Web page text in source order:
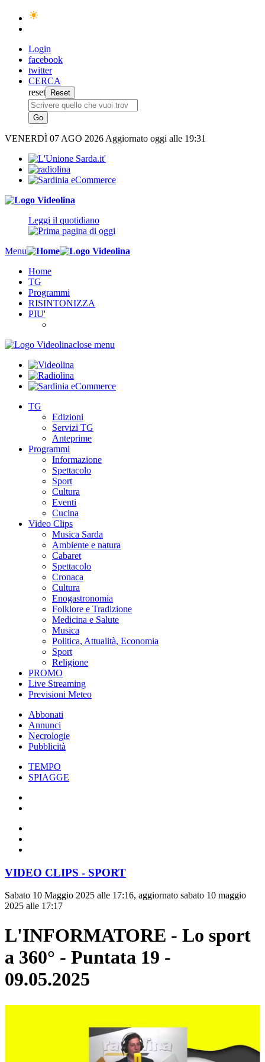
Login
facebook
twitter
CERCA
reset
VENERDÌ 07 AGO 2026 Aggiornato oggi alle 19:31
Leggi il quotidiano
Menu
Home
TG
Programmi
RISINTONIZZA
PIU'
close menu
TG
Edizioni
Servizi TG
Anteprime
Programmi
Informazione
Spettacolo
Sport
Cultura
Eventi
Cucina
Video Clips
Musica Sarda
Ambiente e natura
Cabaret
Spettacolo
Cronaca
Cultura
Enogastronomia
Folklore e Tradizione
Medicina e Salute
Musica
Politica, Attualità, Economia
Sport
Religione
PROMO
Live Streaming
Previsioni Meteo
Abbonati
Annunci
Necrologie
Pubblicità
TEMPO
SPIAGGE
VIDEO CLIPS - SPORT
Sabato 10 Maggio 2025 alle 17:16, aggiornato sabato 10 maggio
2025 alle 17:17
L'INFORMATORE - Lo sport
a 360° - Puntata 19 -
09.05.2025